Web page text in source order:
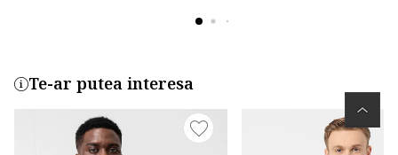
Te-ar putea interesa